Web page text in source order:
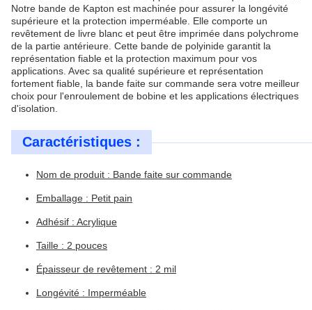
Notre bande de Kapton est machinée pour assurer la longévité
supérieure et la protection imperméable. Elle comporte un
revêtement de livre blanc et peut être imprimée dans polychrome
de la partie antérieure. Cette bande de polyinide garantit la
représentation fiable et la protection maximum pour vos
applications. Avec sa qualité supérieure et représentation
fortement fiable, la bande faite sur commande sera votre meilleur
choix pour l'enroulement de bobine et les applications électriques
d'isolation.
Caractéristiques :
Nom de produit : Bande faite sur commande
Emballage : Petit pain
Adhésif : Acrylique
Taille : 2 pouces
Épaisseur de revêtement : 2 mil
Longévité : Imperméable